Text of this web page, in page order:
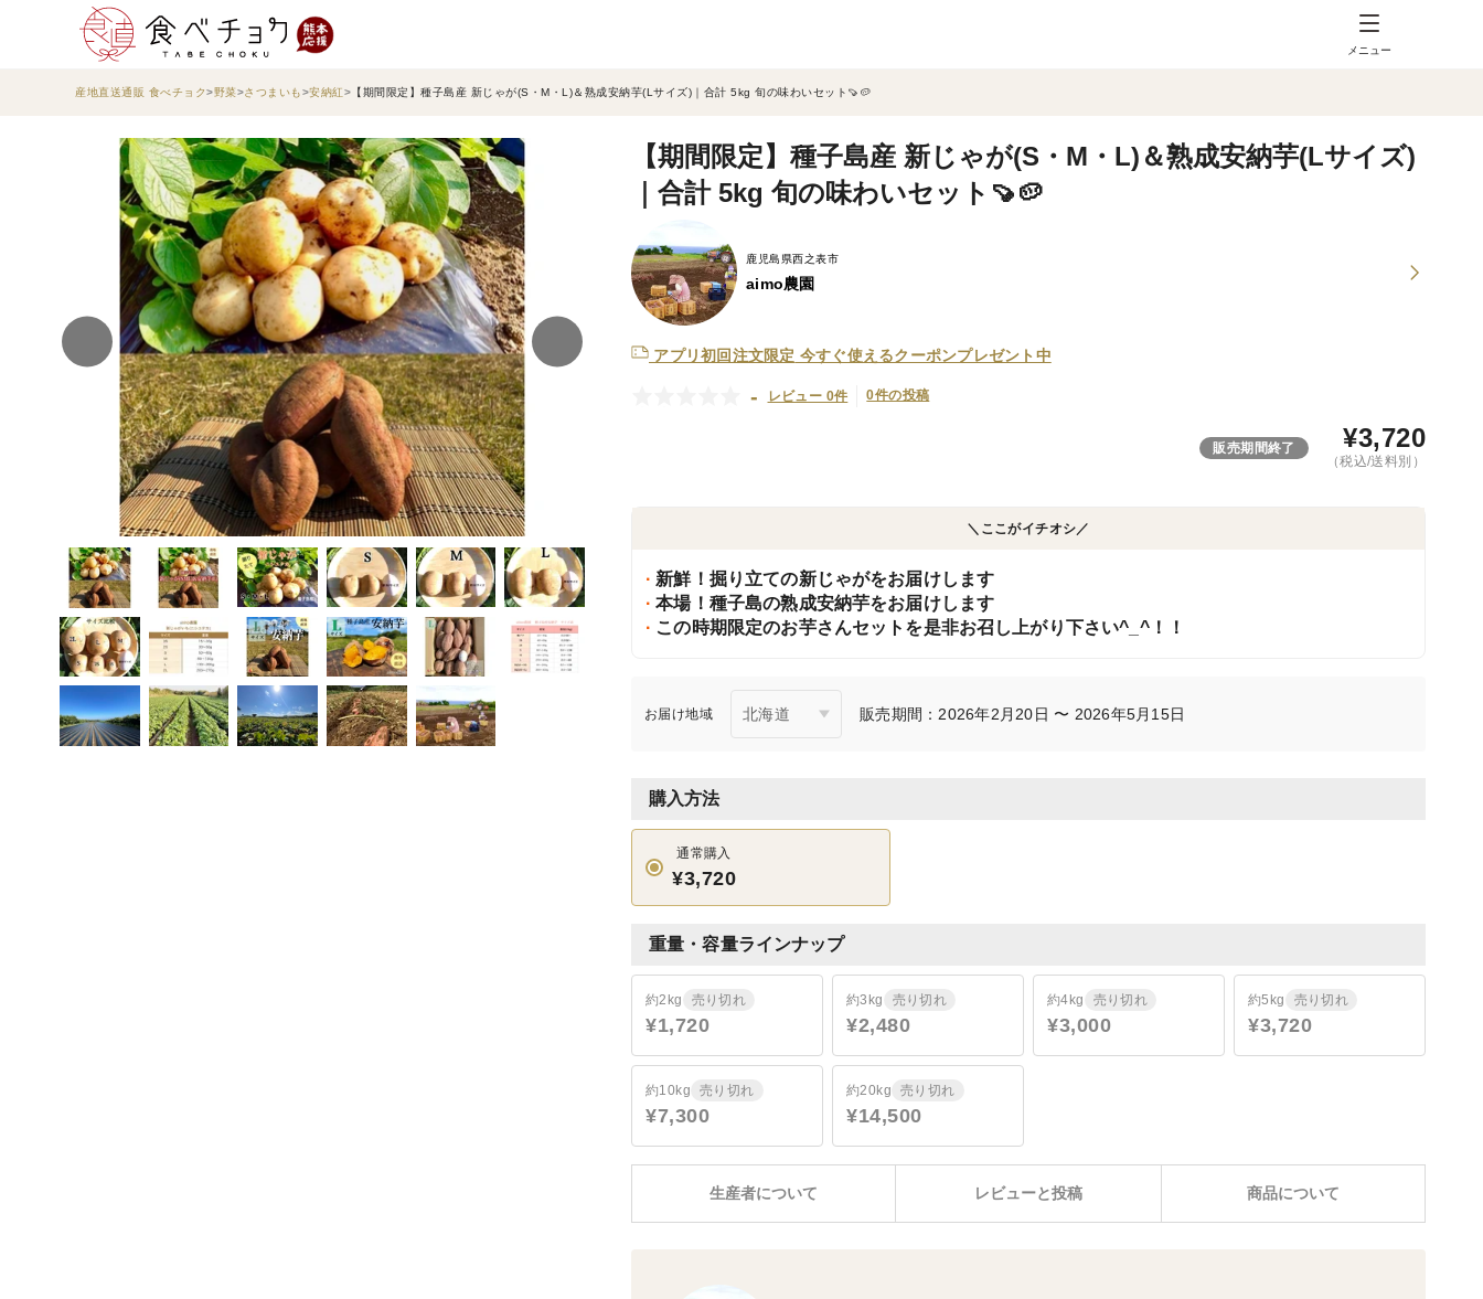
メニュー
産地直送通販 食べチョク 野菜 さつまいも 安納紅 【期間限定】種子島産 新じゃが(S・M・L)＆熟成安納芋(Lサイズ)｜合計 5kg 旬の味わいセット🍠🥔
【期間限定】種子島産 新じゃが(S・M・L)＆熟成安納芋(Lサイズ)
｜合計 5kg 旬の味わいセット🍠🥔
鹿児島県西之表市
aimo農園
アプリ初回注文限定 今すぐ使えるクーポンプレゼント中
- レビュー 0件 0件の投稿
販売期間終了 ¥3,720
（税込/送料別）
＼ここがイチオシ／
新鮮！掘り立ての新じゃがをお届けします
本場！種子島の熟成安納芋をお届けします
この時期限定のお芋さんセットを是非お召し上がり下さい^_^！！
お届け地域 販売期間：2026年2月20日 〜 2026年5月15日
購入方法
通常購入
¥3,720
重量・容量ラインナップ
約2kg 売り切れ
¥1,720
約3kg 売り切れ
¥2,480
約4kg 売り切れ
¥3,000
約5kg 売り切れ
¥3,720
約10kg 売り切れ
¥7,300
約20kg 売り切れ
¥14,500
レビューと投稿 商品について
生産者について